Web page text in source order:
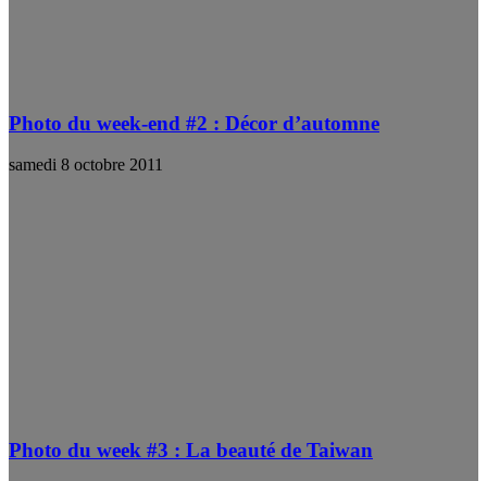
Photo du week-end #2 : Décor d’automne
samedi 8 octobre 2011
Photo du week #3 : La beauté de Taiwan